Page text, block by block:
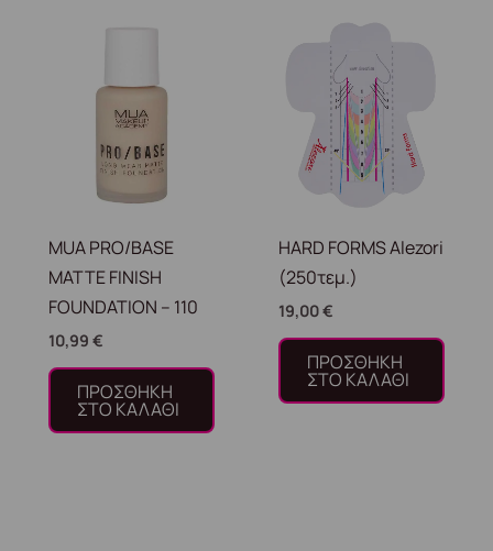
MUA PRO/BASE
MATTE FINISH
FOUNDATION – 110
10,99 €
ΠΡΟΣΘΉΚΗ
ΣΤΟ ΚΑΛΆΘΙ
HARD FORMS Alezori
(250τεμ.)
19,00€
ΠΡΟΣΘΉΚΗ
ΣΤΟ ΚΑΛΆΘΙ